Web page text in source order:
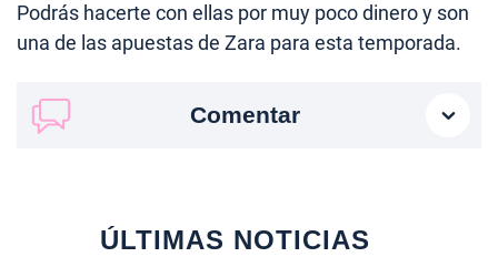
Podrás hacerte con ellas por muy poco dinero y son
una de las apuestas de Zara para esta temporada.
Comentar
ÚLTIMAS NOTICIAS